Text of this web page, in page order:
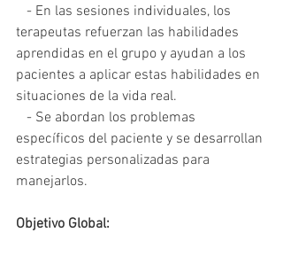
terapeutas refuerzan las habilidades
aprendidas en el grupo y ayudan a los
pacientes a aplicar estas habilidades en
situaciones de la vida real.
específicos del paciente y se desarrollan
estrategias personalizadas para
manejarlos.
Objetivo Global: